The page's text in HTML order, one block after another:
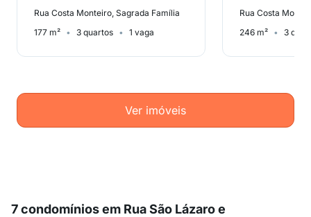
Rua Costa Monteiro, Sagrada Família
177 m²
3 quartos 1 vaga
Rua Costa
246 m²
3
Ver imóveis
7 condomínios em Rua São Lázaro e